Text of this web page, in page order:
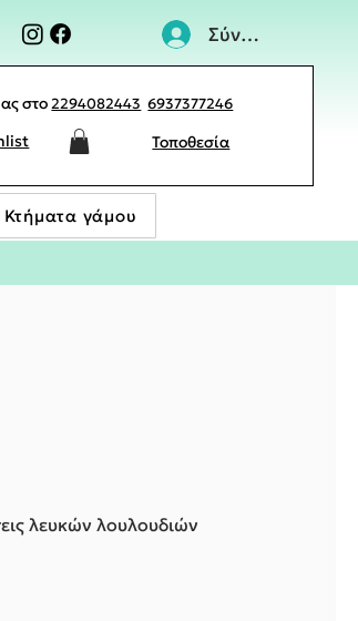
Σύνδεση
στο2294082443 6937377246
Τοποθεσία
Κτήματα γάμου
λευκών λουλουδιών